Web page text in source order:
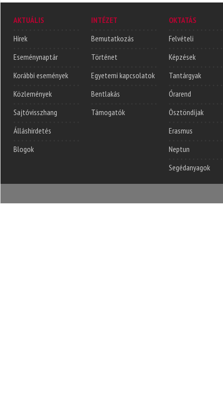
AKTUÁLIS
Hírek
Eseménynaptár
Korábbi események
Közlemények
Sajtóvisszhang
Álláshirdetés
Blogok
INTÉZET
Bemutatkozás
Történet
Egyetemi kapcsolatok
Bentlakás
Támogatók
OKTATÁS
Felvételi
Képzések
Tantárgyak
Órarend
Ösztöndíjak
Erasmus
Neptun
Segédanyagok